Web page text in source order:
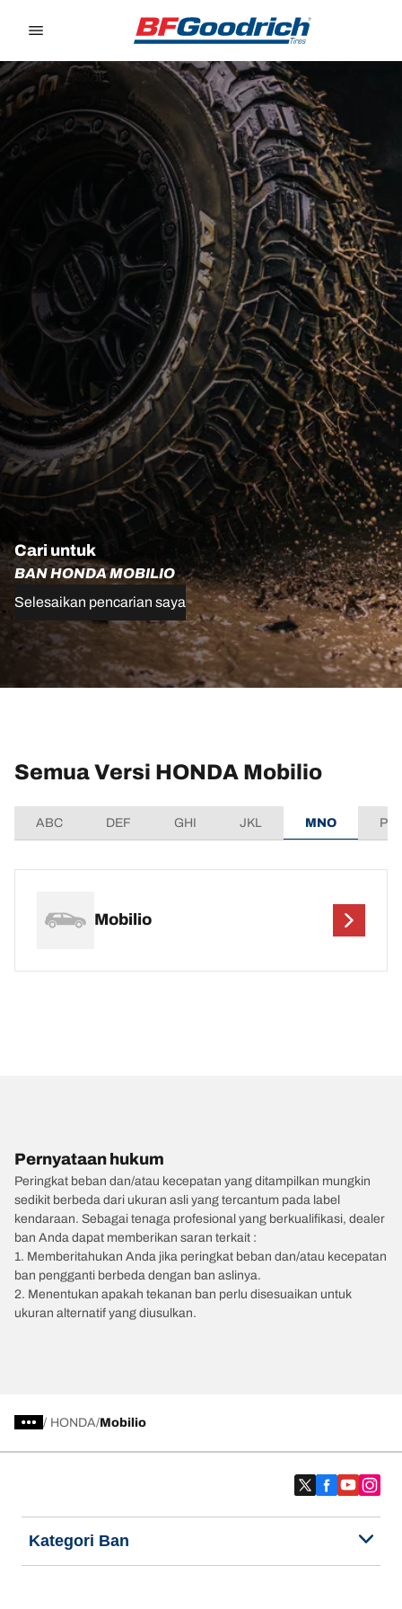
Cari untuk
BAN HONDA MOBILIO
Selesaikan pencarian saya
Semua Versi HONDA Mobilio
ABC DEF GHI JKL MNO
Mobilio
Pernyataan hukum
Peringkat beban dan/atau kecepatan yang ditampilkan mungkin
sedikit berbeda dari ukuran asli yang tercantum pada label
kendaraan. Sebagai tenaga profesional yang berkualifikasi, dealer
ban Anda dapat memberikan saran terkait :
1. Memberitahukan Anda jika peringkat beban dan/atau kecepatan
ban pengganti berbeda dengan ban aslinya.
2. Menentukan apakah tekanan ban perlu disesuaikan untuk
ukuran alternatif yang diusulkan.
/ HONDA Mobilio
Kategori Ban